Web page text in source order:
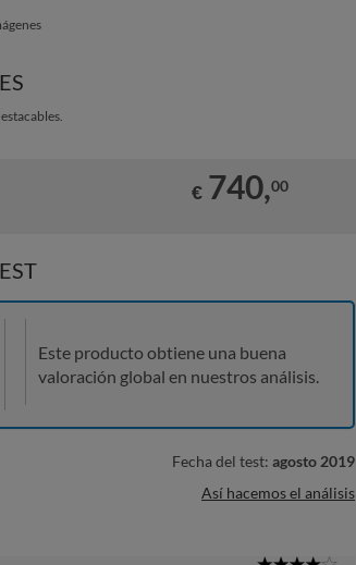
€ 740,00
Este producto obtiene una buena
valoración global en nuestros análisis.
Fecha del test: agosto 2019
Así hacemos el análisis